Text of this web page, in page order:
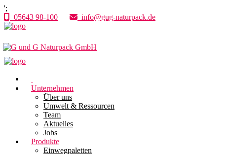
';
05643 98-100
info@gug-naturpack.de
Unternehmen
Über uns
Umwelt & Ressourcen
Team
Aktuelles
Jobs
Produkte
Einwegpaletten